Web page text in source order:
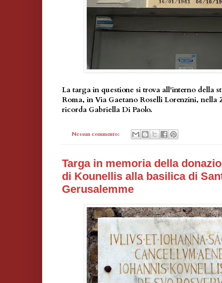
La targa in questione si trova all'interno della
Roma, in Via Gaetano Roselli Lorenzini, nella
ricorda Gabriella Di Paolo.
Nessun commento:
Targa in memoria della
di Kounellis alla basilica di
Gerusalemme